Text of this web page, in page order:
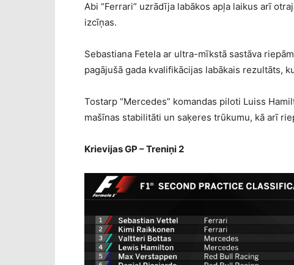
Abi “Ferrari” uzrādīja labākos apļa laikus arī
izcīņas.
Sebastiana Fetela ar ultra-mīkstā sastāva
pagājušā gada kvalifikācijas labākais rezultāts,
Tostarp “Mercedes” komandas piloti Luiss
mašīnas stabilitāti un saķeres trūkumu, kā arī
Krievijas GP – Treniņi 2